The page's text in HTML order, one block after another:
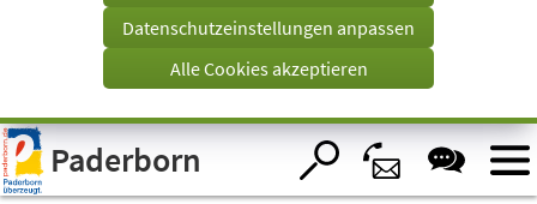
Visuelle
Assistenzsoftware
öffnen.
Tab)
Datenschutzeinstellungen anpassen
Alle Cookies akzeptieren
Paderborn